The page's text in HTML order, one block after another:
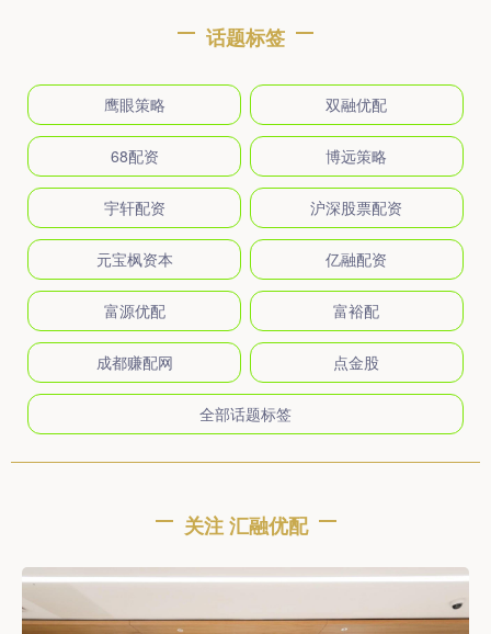
话题标签
鹰眼策略 双融优配
68配资 博远策略
宇轩配资 沪深股票配资
元宝枫资本 亿融配资
富源优配 富裕配
成都赚配网 点金股
全部话题标签
关注 汇融优配